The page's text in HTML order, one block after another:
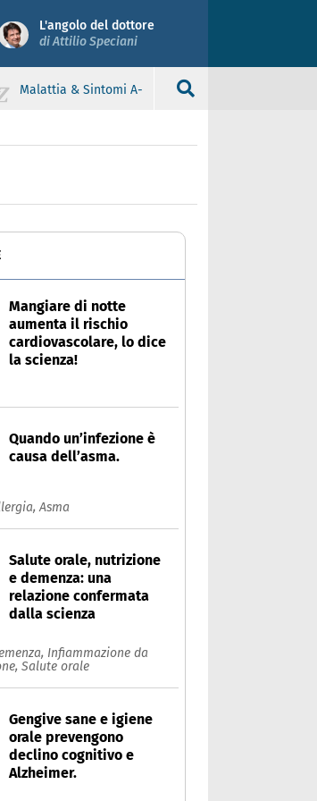
L'angolo del dottore
di Attilio Speciani
Malattia & Sintomi A-
Mangiare di notte
aumenta il rischio
cardiovascolare, lo dice
la scienza!
Quando un’infezione è
causa dell’asma.
Asma
Salute orale, nutrizione
e demenza: una
relazione confermata
dalla scienza
Infiammazione da
Salute orale
Gengive sane e igiene
orale prevengono
declino cognitivo e
Alzheimer.